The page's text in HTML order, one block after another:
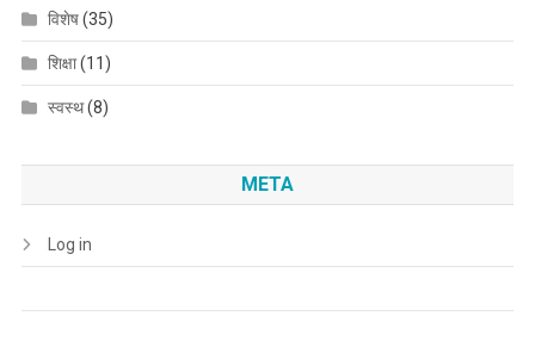
विशेष(35)
शिक्षा(11)
स्वस्थ(8)
META
Log in